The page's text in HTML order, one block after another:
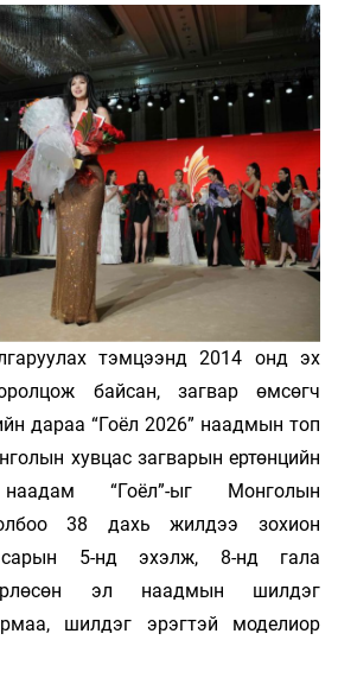
тэмцээнд 2014 онд эх
байсан, загвар өмсөгч
дараа “Гоёл 2026” наадмын топ
хувцас загварын ертөнцийн
“Гоёл”-ыг Монголын
38 дахь жилдээ зохион
сарын 5-нд эхэлж, 8-нд гала
эл наадмын шилдэг
шилдэг эрэгтэй моделиор